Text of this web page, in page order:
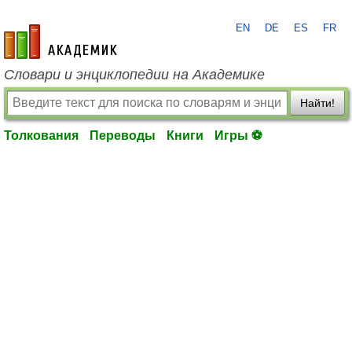
academic.ru
EN DE ES FR
Словари и энциклопедии на Академике
Найти!
Толкования Переводы Книги Игры ⚽